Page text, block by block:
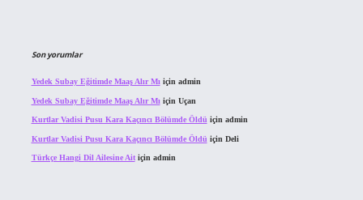
Son yorumlar
Yedek Subay Eğitimde Maaş Alır Mı için admin
Yedek Subay Eğitimde Maaş Alır Mı için Uçan
Kurtlar Vadisi Pusu Kara Kaçıncı Bölümde Öldü için admin
Kurtlar Vadisi Pusu Kara Kaçıncı Bölümde Öldü için Deli
Türkçe Hangi Dil Ailesine Aitiçin admin